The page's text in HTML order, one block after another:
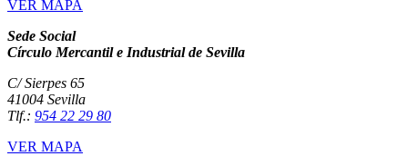
VER MAPA
Sede Social
Círculo Mercantil e Industrial de Sevilla
C/ Sierpes 65
41004 Sevilla
Tlf.: 954 22 29 80
VER MAPA